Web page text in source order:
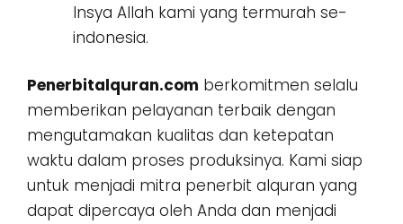
Insya Allah kami yang termurah se-
indonesia.
Penerbitalquran.com berkomitmen selalu
memberikan pelayanan terbaik dengan
mengutamakan kualitas dan ketepatan
waktu dalam proses produksinya. Kami siap
untuk menjadi mitra penerbit alquran yang
dapat dipercaya oleh Anda dan menjadi